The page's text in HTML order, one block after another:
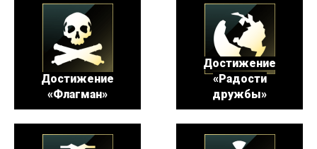
Достижение
«Флагман»
Достижение
«Радости
дружбы»